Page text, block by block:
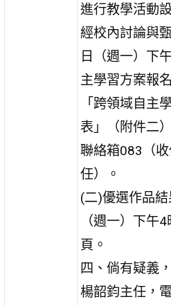
進行教學活動
經校內討論與
日（週一）下
主學習方案報
「跨領域自主
表」（附件二
聯絡箱083（
任）。
(二)優選作品
（週一）下午
頁。
四、倘有疑義
楊韶鈞主任，